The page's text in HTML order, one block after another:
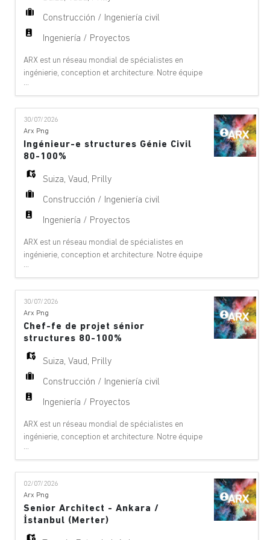
Construcción / Ingeniería civil
Ingeniería / Proyectos
ARX est un réseau mondial de spécialistes en
ingénierie, conception et architecture. Notre équipe
offre des services de conseil à 360°, de gestion de
projet et de services techniques dans les domaines
suivants : aéroports, ponts, bâtiments,
téléphériques, innovation numérique, environnement,
équipements, géologie, géotechnique, énergie
hydrauli
30/07/2026
Arx Png
Ingénieur-e structures Génie Civil
80-100%
Suiza ,Vaud Prilly
Construcción / Ingeniería civil
Ingeniería / Proyectos
ARX est un réseau mondial de spécialistes en
ingénierie, conception et architecture. Notre équipe
offre des services de conseil à 360°, de gestion de
projet et de services techniques dans les domaines
suivants : aéroports, ponts, bâtiments,
téléphériques, innovation numérique, environnement,
équipements, géologie, géotechnique, énergie
hydrauli
30/07/2026
Arx Png
Chef-fe de projet sénior
structures 80-100%
Suiza ,Vaud Prilly
Construcción / Ingeniería civil
Ingeniería / Proyectos
ARX est un réseau mondial de spécialistes en
ingénierie, conception et architecture. Notre équipe
offre des services de conseil à 360°, de gestion de
projet et de services techniques dans les domaines
suivants : aéroports, ponts, bâtiments,
téléphériques, innovation numérique, environnement,
équipements, géologie, géotechnique, énergie
hydrauli
02/07/2026
Arx Png
Senior Architect - Ankara /
İstanbul (Merter)